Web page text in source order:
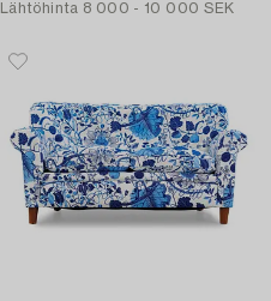
Lähtöhinta 8 000 - 10 000 SEK